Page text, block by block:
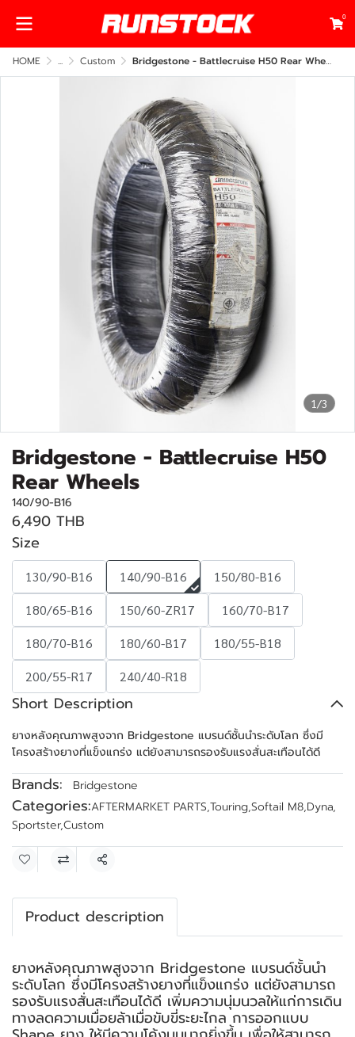
0
HOME ... Custom Bridgestone - Battlecruise H50 Rear Wheels
1/3
Bridgestone - Battlecruise H50
Rear Wheels
140/90-B16
6,490 THB
Size
130/90-B16 140/90-B16
150/80-B16
180/65-B16
150/60-ZR17
160/70-B17
180/70-B16
180/60-B17
180/55-B18
200/55-R17
240/40-R18
Short Description
ยางหลังคุณภาพสูงจาก Bridgestone แบรนด์ชั้นนำระดับโลก ซึ่งมี
โครงสร้างยางที่แข็งแกร่ง แต่ยังสามารถรองรับแรงสั่นสะเทือนได้ดี
Brands: Bridgestone
Categories:AFTERMARKET PARTS,Touring,Softail M8,Dyna,
Sportster,Custom
Share
Product description
ยางหลังคุณภาพสูงจาก Bridgestone แบรนด์ชั้นนำ
ระดับโลก ซึ่งมีโครงสร้างยางที่แข็งแกร่ง แต่ยังสามารถ
รองรับแรงสั่นสะเทือนได้ดี เพิ่มความนุ่มนวลให้แก่การเดิน
ทางลดความเมื่อยล้าเมื่อขับขี่ระยะไกล การออกแบบ